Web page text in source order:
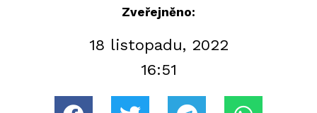
Zveřejněno:
18 listopadu, 2022
16:51